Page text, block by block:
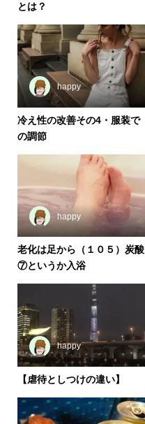
とは？
happy
冷え性の改善その4・服装で
の調節
happy
老化は足から（１０５）炭酸
⑦というか入浴
happy
【虐待としつけの違い】